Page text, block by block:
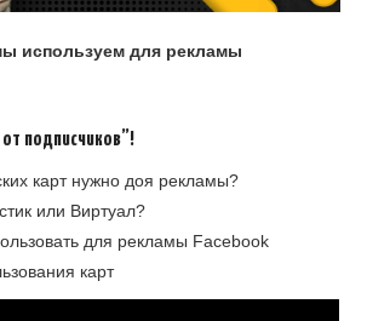
используем для рекламы
подписчиков”!
карт нужно доя рекламы?
или Виртуал?
для рекламы Facebook
карт